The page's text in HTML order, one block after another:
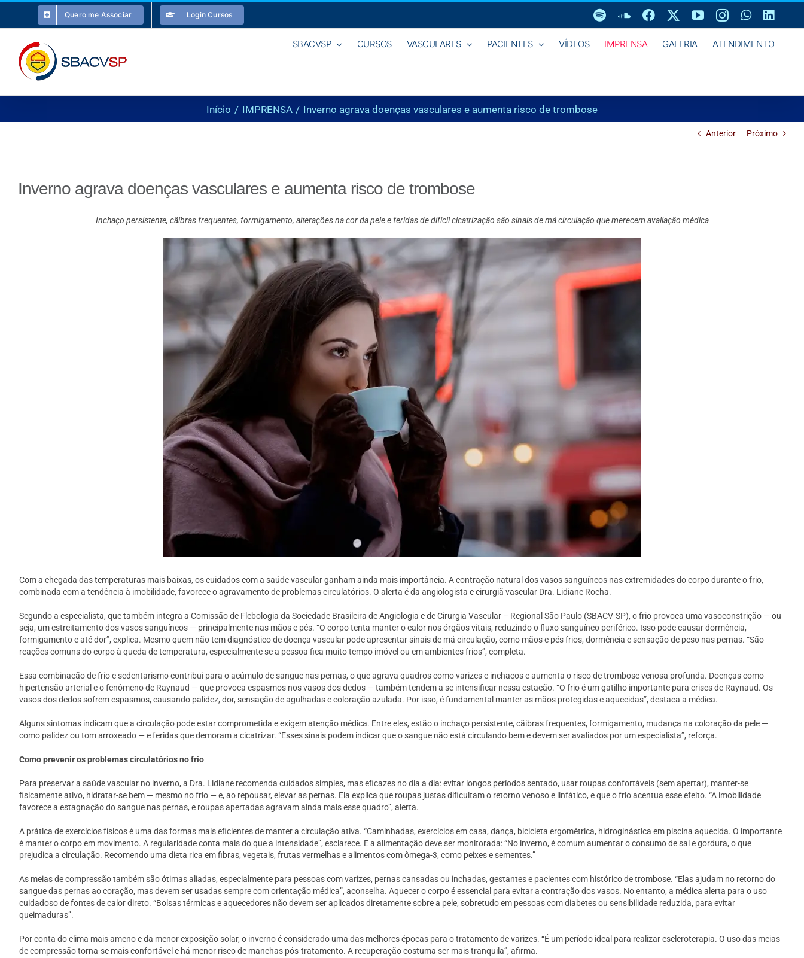
o
conteúdo
Quero me Associar Login Cursos SpotifySoundCloud
FacebookYouTubeInstagram
SBACVSP CURSOS VASCULARES PACIENTES VÍDEOS IMPRENSA GALERIA ATENDIMENTO
Início IMPRENSA Inverno agrava doenças vasculares e aumenta risco de trombose
Anterior Próximo
Inverno agrava doenças vasculares e aumenta risco de trombose
Inchaço persistente, cãibras frequentes, formigamento, alterações na cor da pele e feridas de difícil cicatrização são sinais de má circulação que merecem avaliação médica
Com a chegada das temperaturas mais baixas, os cuidados com a saúde vascular ganham ainda mais importância. A contração natural dos vasos sanguíneos nas extremidades do corpo durante o frio,
combinada com a tendência à imobilidade, favorece o agravamento de problemas circulatórios. O alerta é da angiologista e cirurgiã vascular Dra. Lidiane Rocha.
Segundo a especialista, que também integra a Comissão de Flebologia da Sociedade Brasileira de Angiologia e de Cirurgia Vascular – Regional São Paulo (SBACV-SP), o frio provoca uma vasoconstrição — ou
seja, um estreitamento dos vasos sanguíneos — principalmente nas mãos e pés. “O corpo tenta manter o calor nos órgãos vitais, reduzindo o fluxo sanguíneo periférico. Isso pode causar dormência,
formigamento e até dor”, explica. Mesmo quem não tem diagnóstico de doença vascular pode apresentar sinais de má circulação, como mãos e pés frios, dormência e sensação de peso nas pernas. “São
reações comuns do corpo à queda de temperatura, especialmente se a pessoa fica muito tempo imóvel ou em ambientes frios”, completa.
Essa combinação de frio e sedentarismo contribui para o acúmulo de sangue nas pernas, o que agrava quadros como varizes e inchaços e aumenta o risco de trombose venosa profunda. Doenças como
hipertensão arterial e o fenômeno de Raynaud — que provoca espasmos nos vasos dos dedos — também tendem a se intensificar nessa estação. “O frio é um gatilho importante para crises de Raynaud. Os
vasos dos dedos sofrem espasmos, causando palidez, dor, sensação de agulhadas e coloração azulada. Por isso, é fundamental manter as mãos protegidas e aquecidas”, destaca a médica.
Alguns sintomas indicam que a circulação pode estar comprometida e exigem atenção médica. Entre eles, estão o inchaço persistente, cãibras frequentes, formigamento, mudança na coloração da pele —
como palidez ou tom arroxeado — e feridas que demoram a cicatrizar. “Esses sinais podem indicar que o sangue não está circulando bem e devem ser avaliados por um especialista”, reforça.
Como prevenir os problemas circulatórios no frio
Para preservar a saúde vascular no inverno, a Dra. Lidiane recomenda cuidados simples, mas eficazes no dia a dia: evitar longos períodos sentado, usar roupas confortáveis (sem apertar), manter-se
fisicamente ativo, hidratar-se bem — mesmo no frio — e, ao repousar, elevar as pernas. Ela explica que roupas justas dificultam o retorno venoso e linfático, e que o frio acentua esse efeito. “A imobilidade
favorece a estagnação do sangue nas pernas, e roupas apertadas agravam ainda mais esse quadro”, alerta.
A prática de exercícios físicos é uma das formas mais eficientes de manter a circulação ativa. “Caminhadas, exercícios em casa, dança, bicicleta ergométrica, hidroginástica em piscina aquecida. O importante
é manter o corpo em movimento. A regularidade conta mais do que a intensidade”, esclarece. E a alimentação deve ser monitorada: “No inverno, é comum aumentar o consumo de sal e gordura, o que
prejudica a circulação. Recomendo uma dieta rica em fibras, vegetais, frutas vermelhas e alimentos com ômega-3, como peixes e sementes.”
As meias de compressão também são ótimas aliadas, especialmente para pessoas com varizes, pernas cansadas ou inchadas, gestantes e pacientes com histórico de trombose. “Elas ajudam no retorno do
sangue das pernas ao coração, mas devem ser usadas sempre com orientação médica”, aconselha. Aquecer o corpo é essencial para evitar a contração dos vasos. No entanto, a médica alerta para o uso
cuidadoso de fontes de calor direto. “Bolsas térmicas e aquecedores não devem ser aplicados diretamente sobre a pele, sobretudo em pessoas com diabetes ou sensibilidade reduzida, para evitar
queimaduras”.
Por conta do clima mais ameno e da menor exposição solar, o inverno é considerado uma das melhores épocas para o tratamento de varizes. “É um período ideal para realizar escleroterapia. O uso das meias
de compressão torna-se mais confortável e há menor risco de manchas pós-tratamento. A recuperação costuma ser mais tranquila”, afirma.